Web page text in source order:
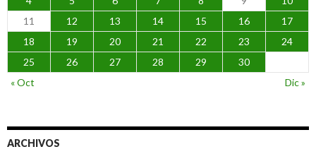
11
12 13 14 15 16
17
18
19 20 21 22 23
24
25
26 27 28 29
30
« Oct
Dic »
ARCHIVOS